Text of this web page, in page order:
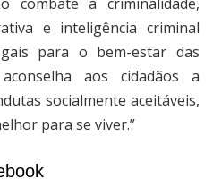
e inteligência criminal
para o bem-estar das
aos cidadãos a
socialmente aceitáveis,
para se viver.”